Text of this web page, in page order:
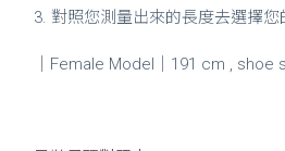
3. 對照您測量出來的長度去選擇您
｜Female Model｜191 cm , shoe